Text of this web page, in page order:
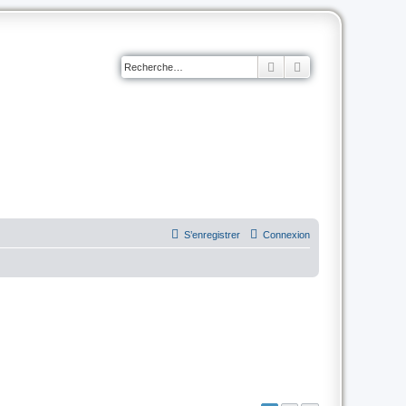
Rechercher
Connexion
S’enregistrer